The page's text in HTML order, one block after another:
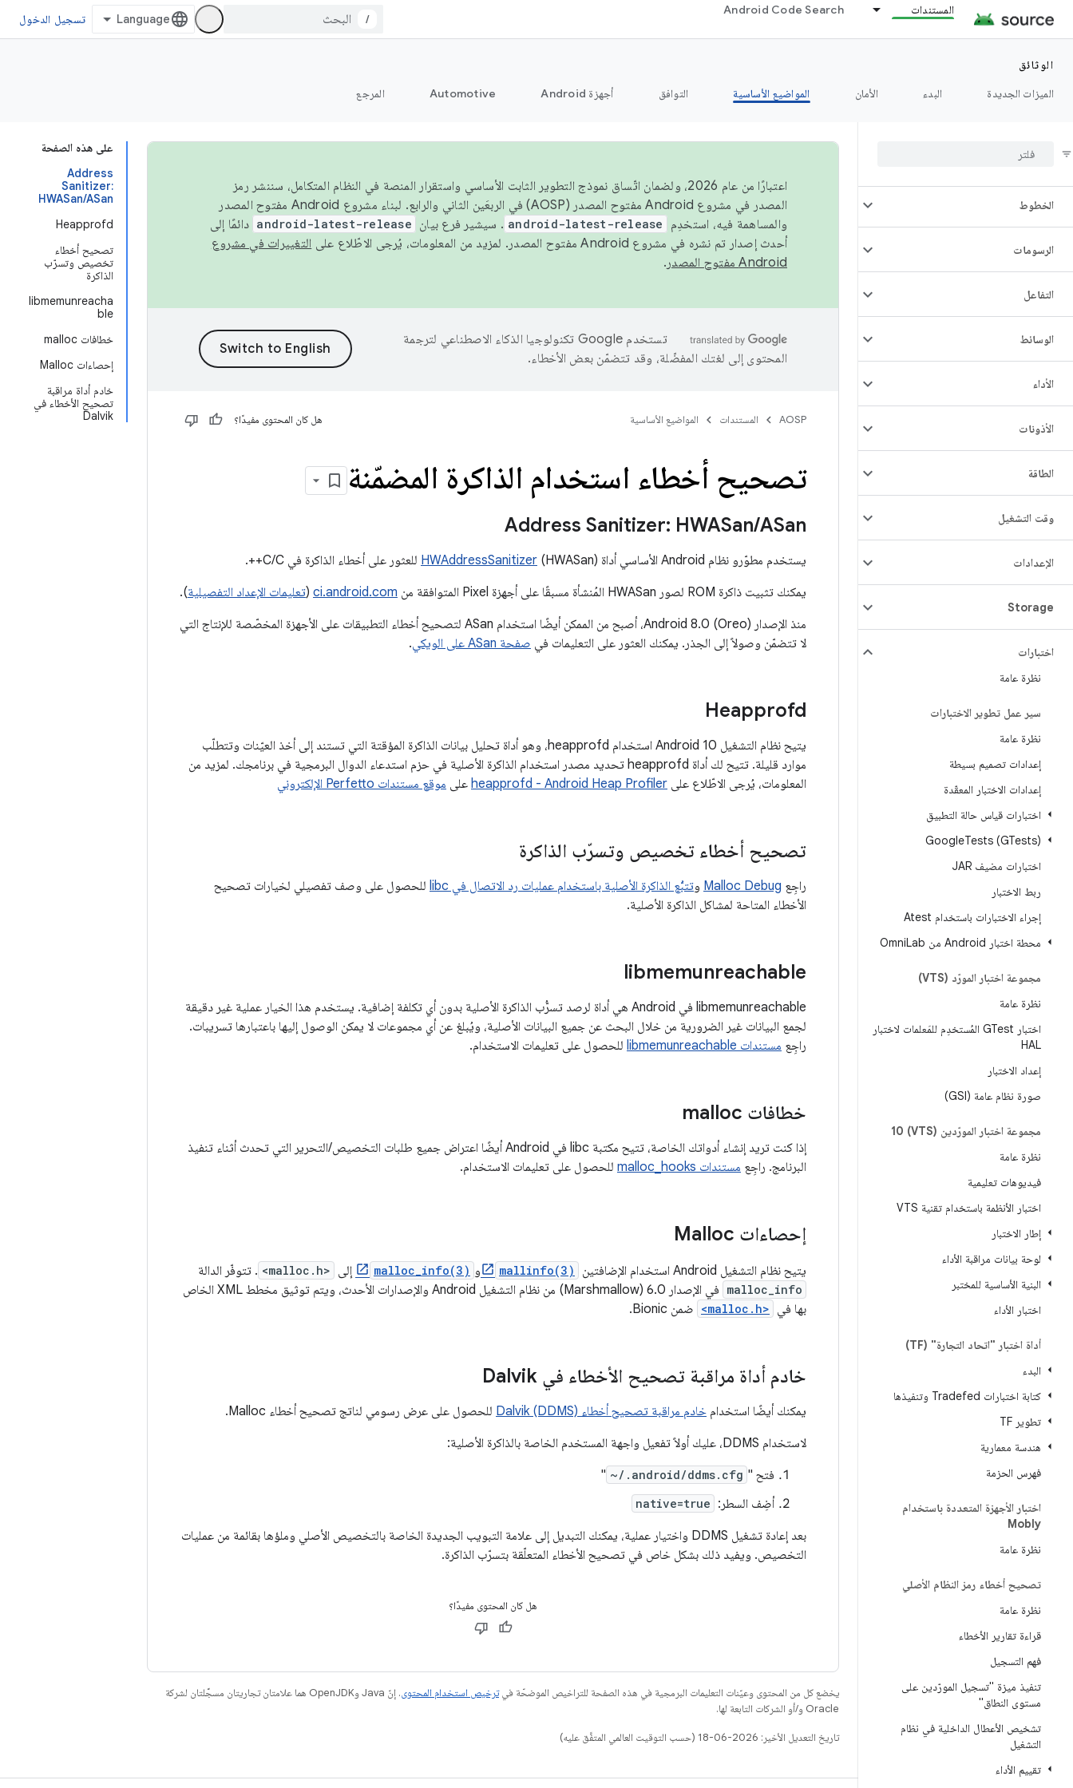
المستندات Android Code Search
/ تسجيل الدخول
الوثائق
الميزات الجديدة
البدء الأمان المواضيع الأساسية التوافق أجهزة Android Automotive المرجع
الكاميرا
إمكانية التوصيل
عرض
الخطوط
الرسومات
التفاعل
الوسائط
الأداء
الأذونات
الطاقة
وقت التشغيل
الإعدادات
Storage
اختبارات
نظرة عامة
سير عمل تطوير الاختبارات
نظرة عامة
إعدادات تصميم بسيطة
إعدادات الاختبار المعقّدة
اختبارات قياس حالة التطبيق
GoogleTests (GTests)
اختبارات مضيف JAR
ربط الاختبار
إجراء الاختبارات باستخدام Atest
محطة اختبار Android من Omni
Lab
مجموعة اختبار المورّد (VTS)
نظرة عامة
اختبار GTest المُستخدِم للمَعلمات لاختبار
HAL
إعداد الاختبار
صورة نظام عامة (GSI)
مجموعة اختبار المورّدين (VTS) 10
نظرة عامة
فيديوهات تعليمية
اختبار الأنظمة باستخدام تقنية VTS
إطار الاختبار
لوحة بيانات مراقبة الأداء
البنية الأساسية للمختبر
اختبار الأداء
أداة اختبار "اتحاد التجارة" (TF)
البدء
كتابة اختبارات Tradefed وتنفيذها
تطوير TF
هندسة معمارية
فهرس الحزمة
اختبار الأجهزة المتعددة باستخدام
Mobly
نظرة عامة
تصحيح أخطاء رمز النظام الأصلي
نظرة عامة
قراءة تقارير الأخطاء
فهم التسجيل
تنفيذ ميزة "تسجيل المورّدين على
مستوى النطاق"
تشخيص الأعطال الداخلية في نظام
التشغيل
تقييم الأداء
على هذه الصفحة
Address
Sanitizer:
HWASan/ASan
Heapprofd
تصحيح أخطاء
تخصيص وتسرّب
الذاكرة
libmemunreacha
ble
خطافات malloc
إحصاءات Malloc
خادم أداة مراقبة
تصحيح الأخطاء في
Dalvik
اعتبارًا من عام 2026، ولضمان اتّساق نموذج التطوير الثابت الأساسي واستقرار المنصة في النظام المتكامل، سننشر رمز
المصدر في مشروع Android مفتوح المصدر (AOSP) في الربعَين الثاني والرابع. لبناء مشروع Android مفتوح المصدر
والمساهمة فيه، استخدِم
android-latest-release . سيشير فرع بيان android-latest-release دائمًا إلى
أحدث إصدار تم نشره في مشروع Android مفتوح المصدر. لمزيد من المعلومات، يُرجى الاطّلاع على
التغييرات في مشروع
Android مفتوح المصدر
.
تستخدم Google تكنولوجيا الذكاء الاصطناعي لترجمة
المحتوى إلى لغتك المفضّلة، وقد تتضمّن بعض الأخطاء.
AOSP المستندات المواضيع الأساسية هل كان المحتوى مفيدًا؟
تصحيح أخطاء استخدام الذاكرة المضمّنة
Address Sanitizer: HWASan/ASan
يستخدم مطوّرو نظام Android الأساسي أداة HWAddressSanitizer (HWASan) للعثور على أخطاء الذاكرة في C/C++.
يمكنك تثبيت ذاكرة ROM لصور HWASan المُنشأة مسبقًا على أجهزة Pixel المتوافقة من
ci.android.com
(تعليمات الإعداد التفصيلية).
منذ الإصدار Android 8.0 (Oreo)، أصبح من الممكن أيضًا استخدام ASan لتصحيح أخطاء التطبيقات على الأجهزة المخصّصة للإنتاج التي
لا تتضمّن وصولاً إلى الجذر. يمكنك العثور على التعليمات في صفحة ASan على الويكي .
Heapprofd
يتيح نظام التشغيل Android 10 استخدام heapprofd، وهو أداة تحليل بيانات الذاكرة المؤقتة التي تستند إلى أخذ العيّنات وتتطلّب
موارد قليلة. تتيح لك أداة heapprofd تحديد مصدر استخدام الذاكرة الأصلية في حزم استدعاء الدوال البرمجية في برنامجك. لمزيد من
المعلومات، يُرجى الاطّلاع على heapprofd - Android Heap Profiler على موقع مستندات Perfetto الإلكتروني
تصحيح أخطاء تخصيص وتسرّب الذاكرة
راجِع Malloc Debug وتتبُّع الذاكرة الأصلية باستخدام عمليات رد الاتصال في libc
للحصول على وصف تفصيلي لخيارات تصحيح
الأخطاء المتاحة لمشاكل الذاكرة الأصلية.
libmemunreachable
‫libmemunreachable في Android هي أداة لرصد تسرُّب الذاكرة الأصلية بدون أي تكلفة إضافية. يستخدم هذا الخيار عملية غير دقيقة
لجمع البيانات غير الضرورية من خلال البحث عن جميع البيانات الأصلية، ويُبلغ عن أي مجموعات لا يمكن الوصول إليها باعتبارها تسريبات.
راجِع مستندات libmemunreachable للحصول على تعليمات الاستخدام.
خطافات malloc
إذا كنت تريد إنشاء أدواتك الخاصة، تتيح مكتبة libc في Android أيضًا اعتراض جميع طلبات التخصيص/التحرير التي تحدث أثناء تنفيذ
البرنامج. راجِع مستندات malloc_hooks للحصول على تعليمات الاستخدام.
إحصاءات Malloc
يتيح نظام التشغيل Android استخدام الإضافتين mallinfo(3) و malloc_info(3) إلى <malloc.h> . تتوفّر الدالة
malloc_info
في الإصدار 6.0 (Marshmallow) من نظام التشغيل Android والإصدارات الأحدث، ويتم توثيق مخطط XML الخاص
بها في <malloc.h> ضمن Bionic.
خادم أداة مراقبة تصحيح الأخطاء في Dalvik
يمكنك أيضًا استخدام خادم مراقبة تصحيح أخطاء Dalvik (DDMS)
للحصول على عرض رسومي لناتج تصحيح أخطاء Malloc.
لاستخدام DDMS، عليك أولاً تفعيل واجهة المستخدم الخاصة بالذاكرة الأصلية:
فتح " ~/.android/ddms.cfg
"
أضِف السطر: native=true
بعد إعادة تشغيل DDMS واختيار عملية، يمكنك التبديل إلى علامة التبويب الجديدة الخاصة بالتخصيص الأصلي وملؤها بقائمة من عمليات
التخصيص. ويفيد ذلك بشكل خاص في تصحيح الأخطاء المتعلّقة بتسرّب الذاكرة.
هل كان المحتوى مفيدًا؟
يخضع كل من المحتوى وعيّنات التعليمات البرمجية في هذه الصفحة للتراخيص الموضحّة فيترخيص استخدام المحتوى
. إنّ Java وOpenJDK هما علامتان تجاريتان مسجَّلتان لشركة
Oracle و/أو الشركات التابعة لها.
تاريخ التعديل الأخير: 2026-06-18 (حسب التوقيت العالمي المتفَّق عليه)